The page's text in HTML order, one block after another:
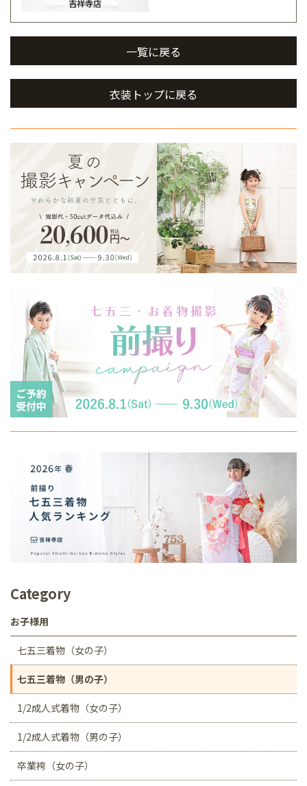
吉祥寺店
一覧に戻る
衣装トップに戻る
Category
お子様用
七五三着物（女の子）
七五三着物（男の子）
1/2成人式着物（女の子）
1/2成人式着物（男の子）
卒業袴（女の子）